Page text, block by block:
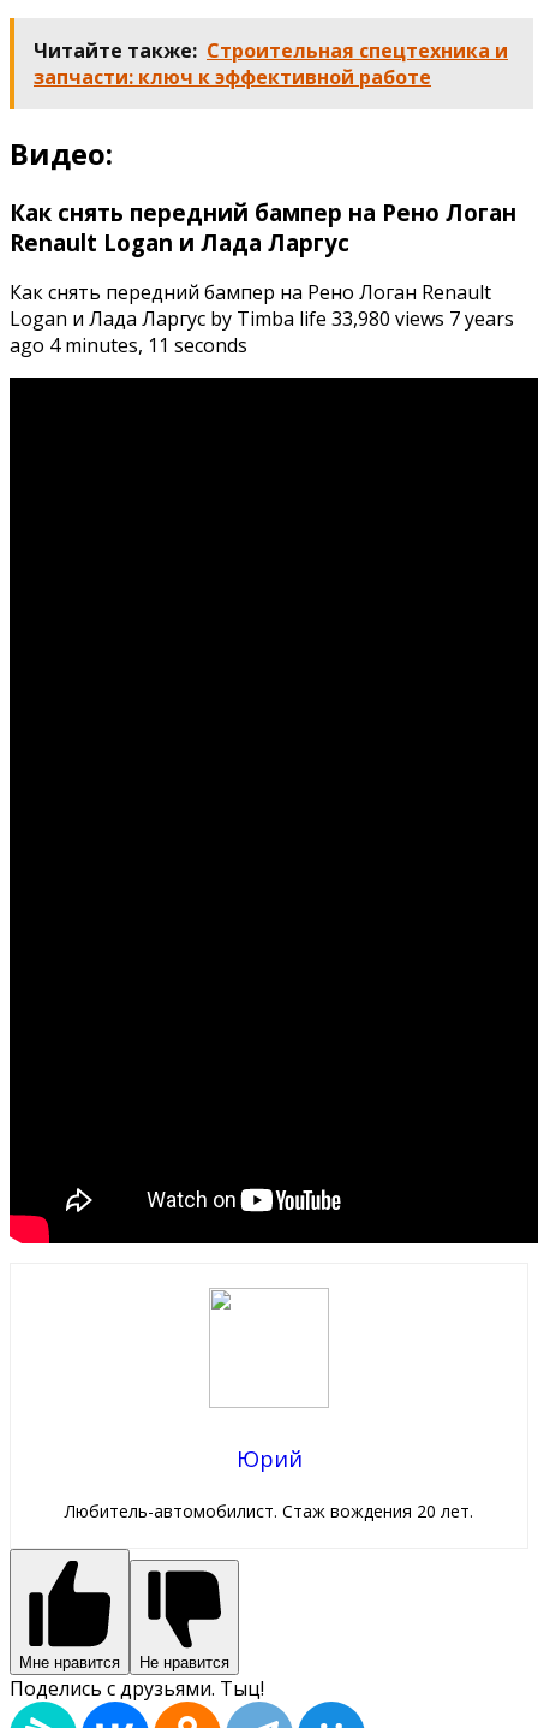
Читайте также: Строительная спецтехника и
запчасти: ключ к эффективной работе
Видео:
Как снять передний бампер на Рено Логан
Renault Logan и Лада Ларгус
Как снять передний бампер на Рено Логан Renault
Logan и Лада Ларгус by Timba life 33,980 views 7 years
ago 4 minutes, 11 seconds
Юрий
Любитель-автомобилист. Стаж вождения 20 лет.
Мне нравится Не нравится
Поделись с друзьями. Тыц!